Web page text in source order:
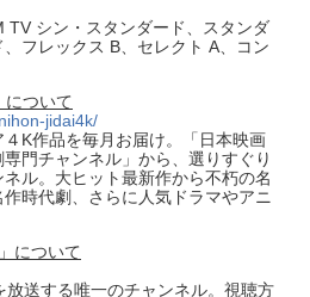
シン・スタンダード、スタンダ
フレックス B、セレクト A、コン
について
jidai4k/
K作品を毎月お届け。「日本映画
門チャンネル」から、選りすぐり
ル。大ヒット最新作から不朽の名
時代劇、さらに人気ドラマやアニ
について
送する唯一のチャンネル。視聴方